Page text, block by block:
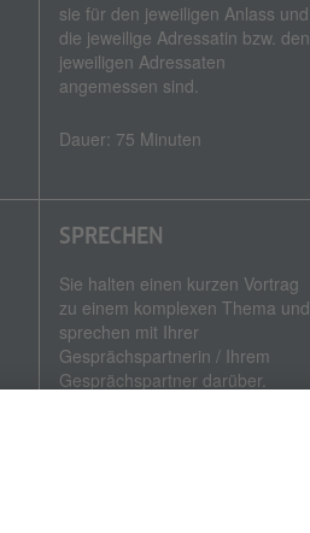
sie für den jeweiligen Anlass und
die jeweilige Adressatin bzw. den
jeweiligen Adressaten
angemessen sind.
Dauer: 75 Minuten
SPRECHEN
Sie halten einen kurzen Vortrag
zu einem komplexen Thema und
sprechen mit Ihrer
Gesprächspartnerin / Ihrem
Gesprächspartner darüber.